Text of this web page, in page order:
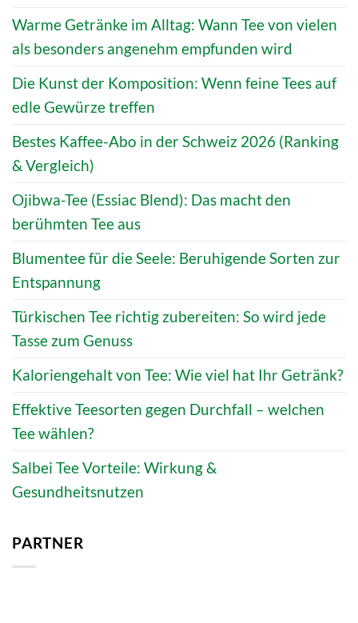
Warme Getränke im Alltag: Wann Tee von vielen
als besonders angenehm empfunden wird
Die Kunst der Komposition: Wenn feine Tees auf
edle Gewürze treffen
Bestes Kaffee-Abo in der Schweiz 2026 (Ranking
& Vergleich)
Ojibwa-Tee (Essiac Blend): Das macht den
berühmten Tee aus
Blumentee für die Seele: Beruhigende Sorten zur
Entspannung
Türkischen Tee richtig zubereiten: So wird jede
Tasse zum Genuss
Kaloriengehalt von Tee: Wie viel hat Ihr Getränk?
Effektive Teesorten gegen Durchfall – welchen
Tee wählen?
Salbei Tee Vorteile: Wirkung &
Gesundheitsnutzen
PARTNER